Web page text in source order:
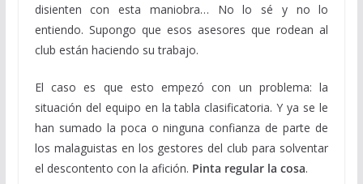
disienten con esta maniobra… No lo sé y no lo
entiendo. Supongo que esos asesores que rodean al
club están haciendo su trabajo.
El caso es que esto empezó con un problema: la
situación del equipo en la tabla clasificatoria. Y ya se le
han sumado la poca o ninguna confianza de parte de
los malaguistas en los gestores del club para solventar
el descontento con la afición. Pinta regular la cosa.